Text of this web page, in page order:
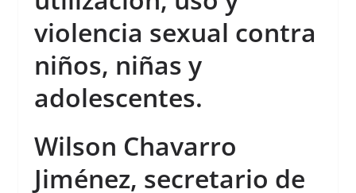
violencia sexual contra
niños, niñas y
adolescentes.
Wilson Chavarro
Jiménez, secretario de